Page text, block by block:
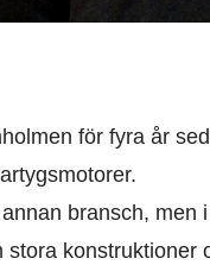
för fyra år
bransch,
stora konstruktioner